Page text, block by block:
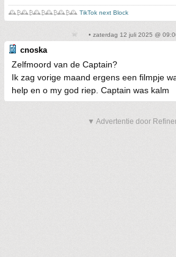
🕰️₿🕰️₿🕰️₿🕰️₿🕰️₿🕰️ TikTok next Block
• zaterdag 12 juli 2025 @
cnoska
Zelfmoord van de Captain?
Ik zag vorige maand ergens een filmpje
help en o my god riep. Captain was kalm
▼ Advertentie door